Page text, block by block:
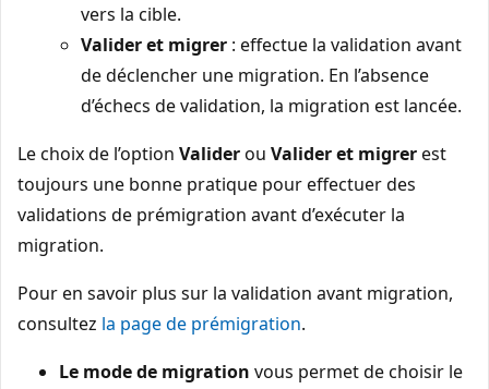
vers la cible.
Valider et migrer : effectue la validation avant
de déclencher une migration. En l’absence
d’échecs de validation, la migration est lancée.
Le choix de l’option Validerou Valider et migrerest
toujours une bonne pratique pour effectuer des
validations de prémigration avant d’exécuter la
migration.
Pour en savoir plus sur la validation avant migration,
consultez la page de prémigration.
Le mode de migration vous permet de choisir le